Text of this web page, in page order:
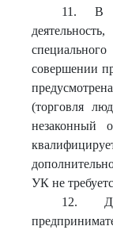
11. В
совершении
(торговля
незаконный
УК не
12.